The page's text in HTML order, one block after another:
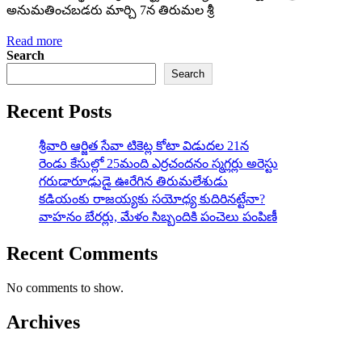
అనుమతించబడరు మార్చి 7న తిరుమల శ్రీ
Read more
Search
Search
Recent Posts
శ్రీవారి ఆర్జిత సేవా టికెట్ల కోటా విడుదల 21న
రెండు కేసుల్లో 25మంది ఎర్రచందనం స్మగ్లర్లు అరెస్టు
గరుడారూఢుడై ఊరేగిన తిరుమలేశుడు
కడియంకు రాజయ్యకు సయోధ్య కుదిరినట్టేనా?
వాహ‌నం బేర‌ర్లు, మేళం సిబ్బందికి పంచెలు పంపిణీ
Recent Comments
No comments to show.
Archives